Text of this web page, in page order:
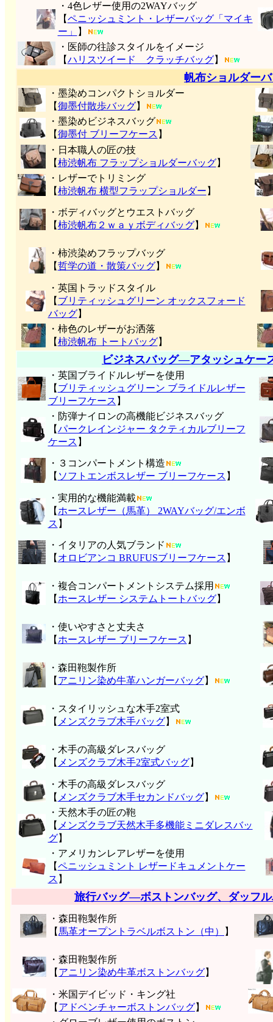
・4色レザー使用の2WAYバッグ
【ペニッシュミント・レザーバッグ「マイキ
ー」
】
・医師の往診スタイルをイメージ
【ハリスツイード クラッチバッグ】
帆布ショルダー
・墨染めコンパクトショルダー
【御墨付散歩バッグ】
・墨染めビジネスバッグ
【御墨付 ブリーフケース 】
・日本職人の匠の技
【柿渋帆布 フラップショルダーバッグ】
・レザーでトリミング
【柿渋帆布 横型フラップショルダー 】
・ボディバッグとウエストバッグ
【柿渋帆布２ｗａｙボディバッグ】
・柿渋染めフラップバッグ
【哲学の道・散策バッグ】
・英国トラッドスタイル
【 ブリティッシュグリーン オックスフォード
バッグ】
・柿色のレザーがお洒落
【柿渋帆布 トートバッグ】
ビジネスバッグ―アタッシュケー
・英国ブライドルレザーを使用
【 ブリティッシュグリーン ブライドルレザー
ブリーフケース 】
・防弾ナイロンの高機能ビジネスバッグ
【パークレインジャー タクティカルブリーフ
ケース 】
・３コンパートメント構造
【 ソフトエンボスレザー ブリーフケース 】
・実用的な機能満載
【 ホースレザー（馬革） 2WAYバッグ/エンボ
ス 】
・イタリアの人気ブランド
【 オロビアンコ BRUFUSブリーフケース 】
・複合コンパートメントシステム採用
【 ホースレザー システムトートバッグ】
・使いやすさと丈夫さ
【 ホースレザー ブリーフケース 】
・森田鞄製作所
【 アニリン染め牛革ハンガーバッグ】
・スタイリッシュな木手2室式
【 メンズクラブ木手バッグ】
・木手の高級ダレスバッグ
【 メンズクラブ木手2室式バッグ】
・木手の高級ダレスバッグ
【 メンズクラブ木手セカンドバッグ】
・天然木手の匠の鞄
【 メンズクラブ天然木手多機能ミニダレスバッ
グ】
・アメリカンレアレザーを使用
【ペニッシュミント レザードキュメントケー
ス 】
旅行バッグ―ボストンバッグ、ダッフ
・森田鞄製作所
【 馬革オープントラベルボストン（中） 】
・森田鞄製作所
【 アニリン染め牛革ボストンバッグ】
・米国デイビッド・キング社
【 アドベンチャーボストンバッグ】